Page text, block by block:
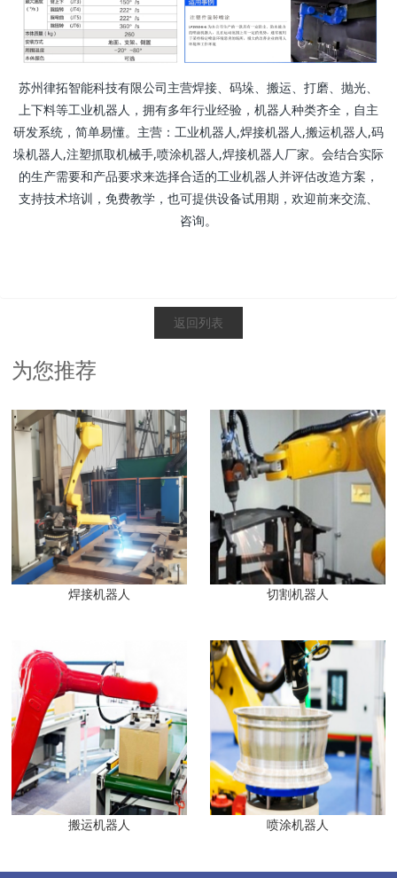
苏州律拓智能科技有限公司主营焊接、码垛、搬运、打磨、抛光、
上下料等工业机器人，拥有多年行业经验，机器人种类齐全，自主
研发系统，简单易懂。主营：工业机器人,焊接机器人,搬运机器人,码
垛机器人,注塑抓取机械手,喷涂机器人,焊接机器人厂家。会结合实际
的生产需要和产品要求来选择合适的工业机器人并评估改造方案，
支持技术培训，免费教学，也可提供设备试用期，欢迎前来交流、
咨询。
返回列表
为您推荐
焊接机器人 切割机器人
搬运机器人 喷涂机器人